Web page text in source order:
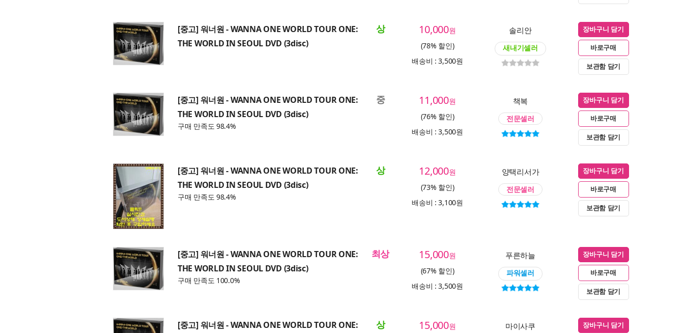
[중고] 워너원 - WANNA ONE WORLD TOUR ONE:
THE WORLD IN SEOUL DVD (3disc)
상 10,000원
(78% 할인)
배송비 : 3,500원
솔리안
새내기셀러
장바구니 담기
바로구매
보관함 담기
[중고] 워너원 - WANNA ONE WORLD TOUR ONE:
THE WORLD IN SEOUL DVD (3disc)
구매 만족도 98.4%
중 11,000원
(76% 할인)
배송비 : 3,500원
책복
전문셀러
장바구니 담기
바로구매
보관함 담기
[중고] 워너원 - WANNA ONE WORLD TOUR ONE:
THE WORLD IN SEOUL DVD (3disc)
구매 만족도 98.4%
상 12,000원
(73% 할인)
배송비 : 3,100원
양택리서가
전문셀러
장바구니 담기
바로구매
보관함 담기
[중고] 워너원 - WANNA ONE WORLD TOUR ONE:
THE WORLD IN SEOUL DVD (3disc)
구매 만족도 100.0%
최상 15,000원
(67% 할인)
배송비 : 3,500원
푸른하늘
파워셀러
장바구니 담기
바로구매
보관함 담기
[중고] 워너원 - WANNA ONE WORLD TOUR ONE: 상 15,000원
마이사쿠 장바구니 담기